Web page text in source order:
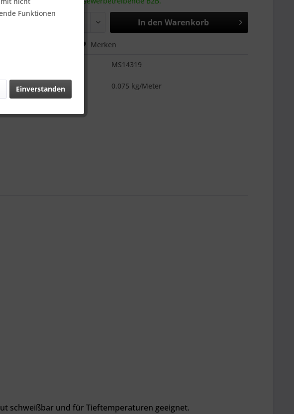
In den Warenkorb
Merken
MS14319
Gewicht::
0,075 kg/Meter
schweißbar und für Tieftemperaturen geeignet.
Funktionen
Einverstanden